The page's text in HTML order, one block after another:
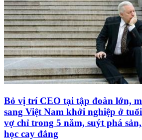
Bỏ vị trí CEO tại tập đoàn lớn,
sang Việt Nam khởi nghiệp ở
vợ chỉ trong 5 năm, suýt phá
học cay đắng